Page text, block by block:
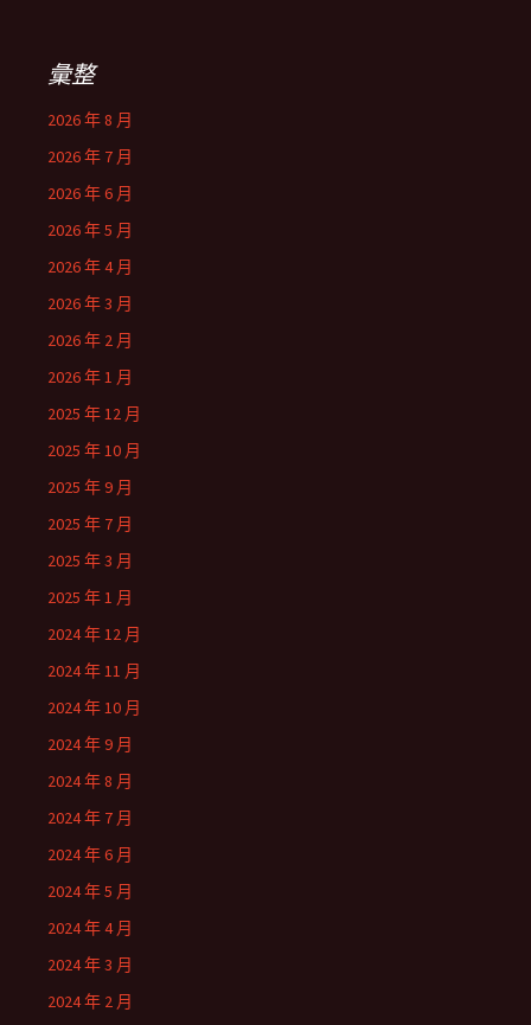
彙整
2026 年 8 月
2026 年 7 月
2026 年 6 月
2026 年 5 月
2026 年 4 月
2026 年 3 月
2026 年 2 月
2026 年 1 月
2025 年 12 月
2025 年 10 月
2025 年 9 月
2025 年 7 月
2025 年 3 月
2025 年 1 月
2024 年 12 月
2024 年 11 月
2024 年 10 月
2024 年 9 月
2024 年 8 月
2024 年 7 月
2024 年 6 月
2024 年 5 月
2024 年 4 月
2024 年 3 月
2024 年 2 月